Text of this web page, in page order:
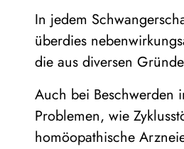
In jedem
überdies
die aus diversen
Auch bei Beschwerden
Problemen, wie
homöopathische